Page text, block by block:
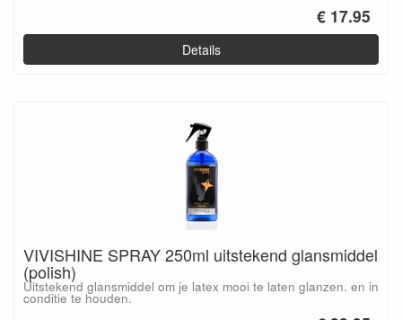
€ 17.95
Details
VIVISHINE SPRAY 250ml uitstekend glansmiddel
(polish)
Uitstekend glansmiddel om je latex mooi te laten glanzen. en in
conditie te houden.